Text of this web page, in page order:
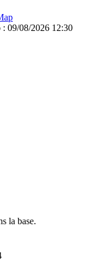
: 09/08/2026 12:30
la base.